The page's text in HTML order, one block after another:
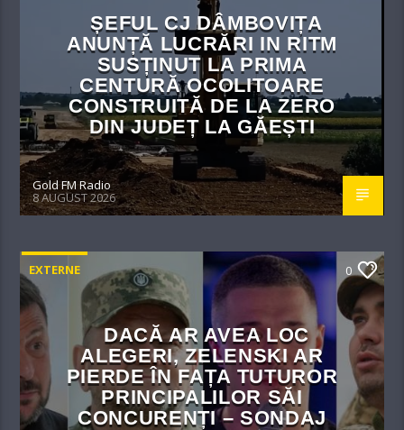
ȘEFUL CJ DÂMBOVIȚA
ANUNȚĂ LUCRĂRI IN RITM
SUSȚINUT LA PRIMA
CENTURĂ OCOLITOARE
CONSTRUITĂ DE LA ZERO
DIN JUDEȚ LA GĂEȘTI
Gold FM Radio
8 AUGUST 2026
EXTERNE 0
DACĂ AR AVEA LOC
ALEGERI, ZELENSKI AR
PIERDE ÎN FAȚA TUTUROR
PRINCIPALILOR SĂI
CONCURENȚI – SONDAJ